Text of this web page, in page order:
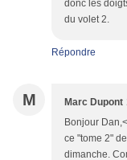
donc les
du volet 2.
Répondre
M Marc Dupont
Bonjour
ce "tome 2"
dimanche.